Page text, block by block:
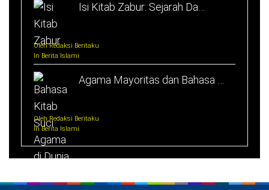
Isi Kitab Zabur: Sejarah Da…
Oleh Redaksi Beritaku
In Berita Islami
Agama Mayoritas dan Bahasa …
Oleh Redaksi Beritaku
In Berita Islami